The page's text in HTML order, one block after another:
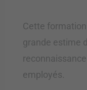
Cette
grande estime
employés.